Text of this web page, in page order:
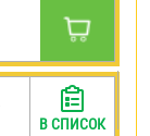
В СПИСОК